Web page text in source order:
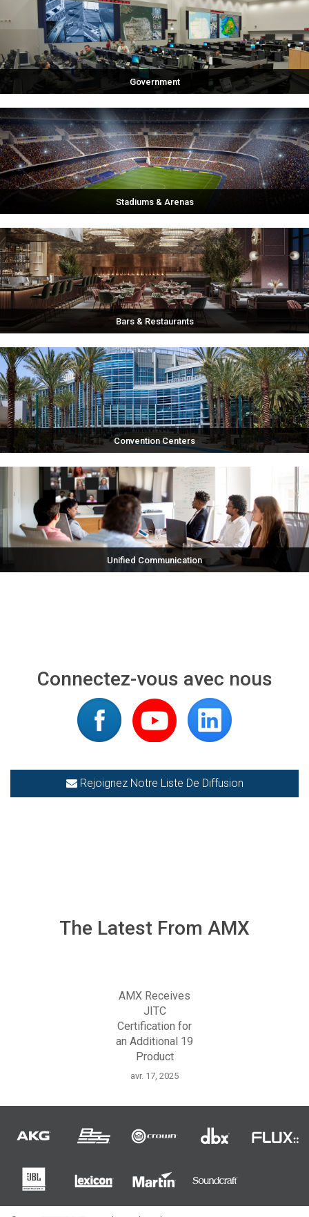
Government
Stadiums & Arenas
Bars & Restaurants
Convention Centers
Unified Communication
Connectez-vous avec nous
Rejoignez Notre Liste De Diffusion
The Latest From AMX
AMX Receives
JITC
Certification for
an Additional 19
Product
avr. 17, 2025